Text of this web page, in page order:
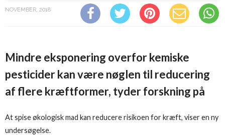
NOVEMBER, 2018
Mindre eksponering overfor kemiske
pesticider kan være nøglen til reducering
af flere kræftformer, tyder forskning på
At spise økologisk mad kan reducere risikoen for kræft, viser en ny
undersøgelse.